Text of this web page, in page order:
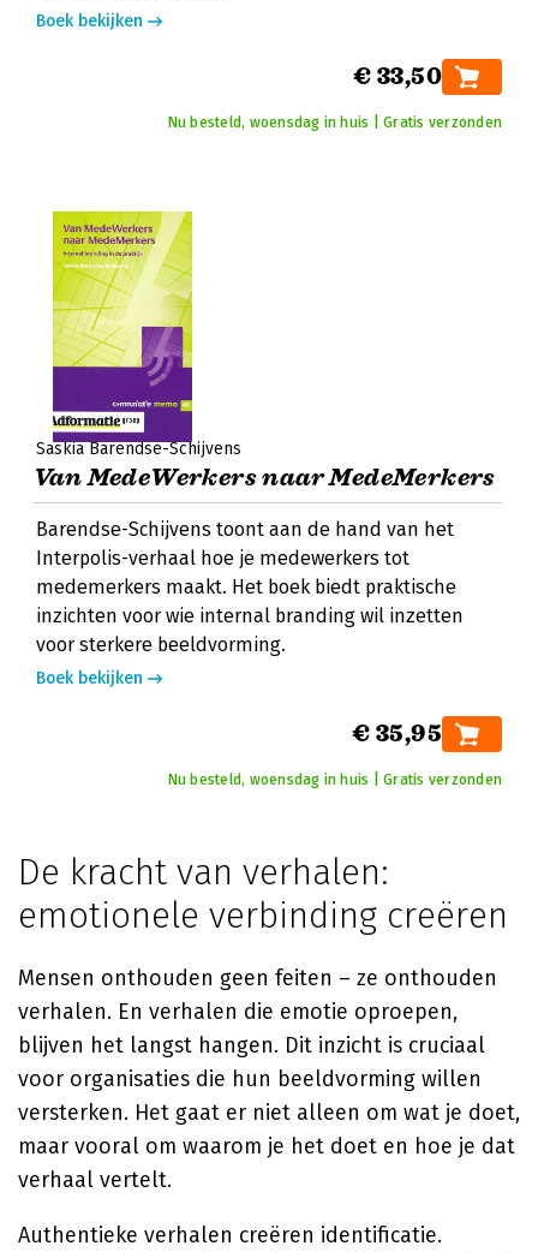
Boek bekijken
€ 33,50
Nu besteld, woensdag in huis | Gratis verzonden
Saskia Barendse-Schijvens
Van MedeWerkers naar MedeMerkers
Barendse-Schijvens toont aan de hand van het
Interpolis-verhaal hoe je medewerkers tot
medemerkers maakt. Het boek biedt praktische
inzichten voor wie internal branding wil inzetten
voor sterkere beeldvorming.
Boek bekijken
€ 35,95
Nu besteld, woensdag in huis | Gratis verzonden
De kracht van verhalen:
emotionele verbinding creëren
Mensen onthouden geen feiten – ze onthouden
verhalen. En verhalen die emotie oproepen,
blijven het langst hangen. Dit inzicht is cruciaal
voor organisaties die hun beeldvorming willen
versterken. Het gaat er niet alleen om wat je doet,
maar vooral om waarom je het doet en hoe je dat
verhaal vertelt.
Authentieke verhalen creëren identificatie.